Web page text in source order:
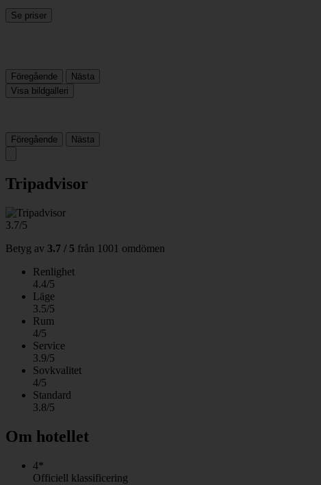
Se priser
Föregående
Nästa
Visa bildgalleri
Föregående Nästa
Tripadvisor
3.7/5
Betyg av 3.7 / 5 från 1001 omdömen
Renlighet
4.4/5
Läge
3.5/5
Rum
4/5
Service
3.9/5
Sovkvalitet
4/5
Standard
3.8/5
Om hotellet
4*
Officiell klassificering